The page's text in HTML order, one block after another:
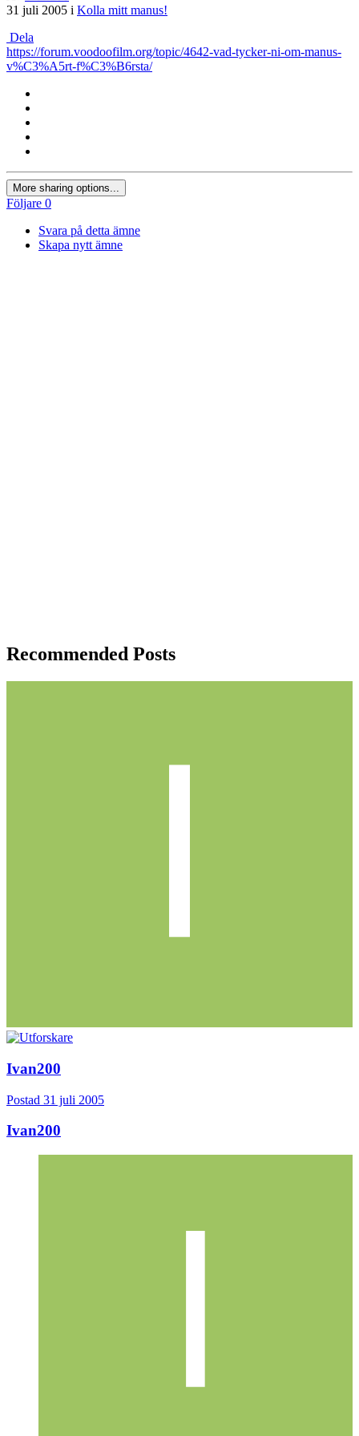
31 juli 2005 i Kolla mitt manus!
Dela
https://forum.voodoofilm.org/topic/4642-vad-tycker-ni-om-manus-
v%C3%A5rt-f%C3%B6rsta/
More sharing options...
Följare 0
Svara på detta ämne
Skapa nytt ämne
Recommended Posts
Ivan200
Postad 31 juli 2005
Ivan200